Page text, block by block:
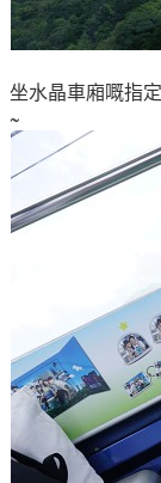
坐水晶車廂嘅指
~